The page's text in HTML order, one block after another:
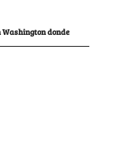
Washington donde